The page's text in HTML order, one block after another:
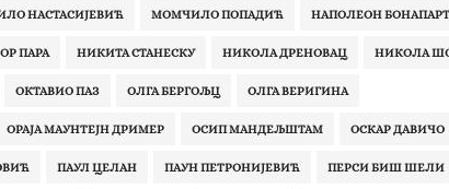
НАСТАСИЈЕВИЋ МОМЧИЛО ПОПАДИЋ НАПОЛЕОН
ПАРА НИКИТА СТАНЕСКУ НИКОЛА ДРЕНОВАЦ НИКОЛА
ОКТАВИО ПАЗ ОЛГА БЕРГОЉЦ ОЛГА ВЕРИГИНА
ОРАЈА МАУНТЕЈН ДРИМЕР ОСИП МАНДЕЉШТАМ ОСКАР ДАВИЧО
ПАУЛ ЦЕЛАН ПАУН ПЕТРОНИЈЕВИЋ ПЕРСИ БИШ ШЕЛИ